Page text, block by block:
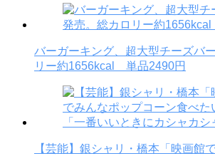
バーガーキング、超大型チーズバ
リー約1656kcal 単品2490円
【芸能】銀シャリ・橋本「映画館